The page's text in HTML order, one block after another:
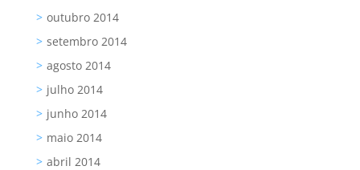
outubro 2014
setembro 2014
agosto 2014
julho 2014
junho 2014
maio 2014
abril 2014